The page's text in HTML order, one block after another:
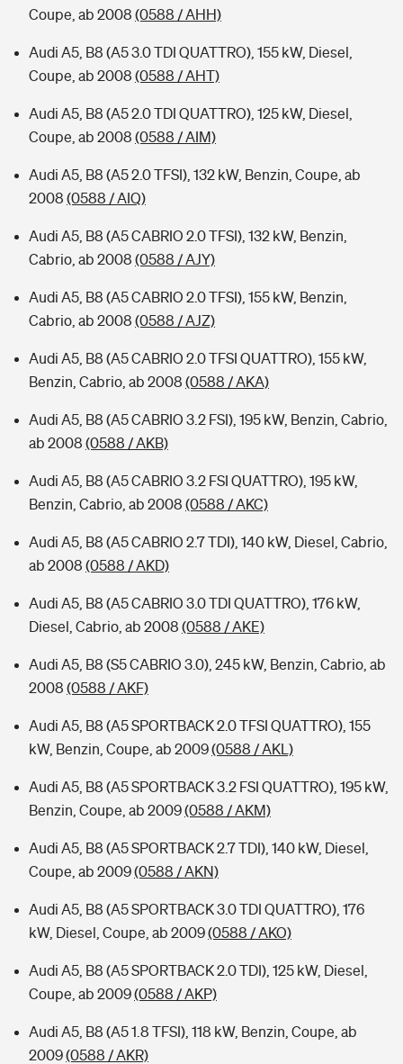
Coupe, ab 2008 (0588 / AHH)
Audi A5, B8 (A5 3.0 TDI QUATTRO), 155 kW, Diesel,
Coupe, ab 2008 (0588 / AHT)
Audi A5, B8 (A5 2.0 TDI QUATTRO), 125 kW, Diesel,
Coupe, ab 2008 (0588 / AIM)
Audi A5, B8 (A5 2.0 TFSI), 132 kW, Benzin, Coupe, ab
2008 (0588 / AIQ)
Audi A5, B8 (A5 CABRIO 2.0 TFSI), 132 kW, Benzin,
Cabrio, ab 2008 (0588 / AJY)
Audi A5, B8 (A5 CABRIO 2.0 TFSI), 155 kW, Benzin,
Cabrio, ab 2008 (0588 / AJZ)
Audi A5, B8 (A5 CABRIO 2.0 TFSI QUATTRO), 155 kW,
Benzin, Cabrio, ab 2008 (0588 / AKA)
Audi A5, B8 (A5 CABRIO 3.2 FSI), 195 kW, Benzin, Cabrio,
ab 2008 (0588 / AKB)
Audi A5, B8 (A5 CABRIO 3.2 FSI QUATTRO), 195 kW,
Benzin, Cabrio, ab 2008 (0588 / AKC)
Audi A5, B8 (A5 CABRIO 2.7 TDI), 140 kW, Diesel, Cabrio,
ab 2008 (0588 / AKD)
Audi A5, B8 (A5 CABRIO 3.0 TDI QUATTRO), 176 kW,
Diesel, Cabrio, ab 2008 (0588 / AKE)
Audi A5, B8 (S5 CABRIO 3.0), 245 kW, Benzin, Cabrio, ab
2008 (0588 / AKF)
Audi A5, B8 (A5 SPORTBACK 2.0 TFSI QUATTRO), 155
kW, Benzin, Coupe, ab 2009(0588 / AKL)
Audi A5, B8 (A5 SPORTBACK 3.2 FSI QUATTRO), 195 kW,
Benzin, Coupe, ab 2009(0588 / AKM)
Audi A5, B8 (A5 SPORTBACK 2.7 TDI), 140 kW, Diesel,
Coupe, ab 2009(0588 / AKN)
Audi A5, B8 (A5 SPORTBACK 3.0 TDI QUATTRO), 176
kW, Diesel, Coupe, ab 2009(0588 / AKO)
Audi A5, B8 (A5 SPORTBACK 2.0 TDI), 125 kW, Diesel,
Coupe, ab 2009(0588 / AKP)
Audi A5, B8 (A5 1.8 TFSI), 118 kW, Benzin, Coupe, ab
2009(0588 / AKR)